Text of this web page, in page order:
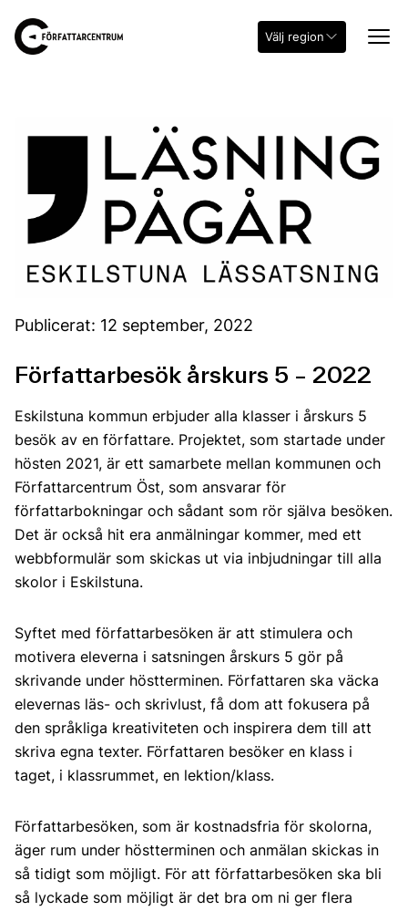
Välj region
Publicerat: 12 september, 2022
Författarbesök årskurs 5 – 2022
Eskilstuna kommun erbjuder alla klasser i årskurs 5
besök av en författare. Projektet, som startade under
hösten 2021, är ett samarbete mellan kommunen och
Författarcentrum Öst, som ansvarar för
författarbokningar och sådant som rör själva besöken.
Det är också hit era anmälningar kommer, med ett
webbformulär som skickas ut via inbjudningar till alla
skolor i Eskilstuna.
Syftet med författarbesöken är att stimulera och
motivera eleverna i satsningen årskurs 5 gör på
skrivande under höstterminen. Författaren ska väcka
elevernas läs- och skrivlust, få dom att fokusera på
den språkliga kreativiteten och inspirera dem till att
skriva egna texter. Författaren besöker en klass i
taget, i klassrummet, en lektion/klass.
Författarbesöken, som är kostnadsfria för skolorna,
äger rum under höstterminen och anmälan skickas in
så tidigt som möjligt. För att författarbesöken ska bli
så lyckade som möjligt är det bra om ni ger flera